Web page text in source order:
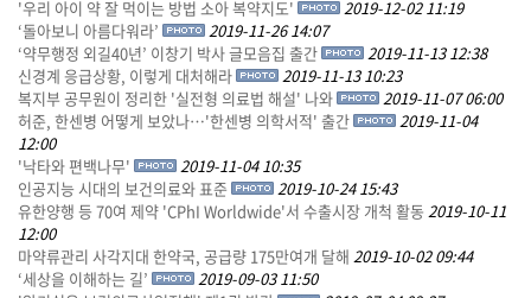
'우리 아이 약 잘 먹이는 방법 소아 복약지도'
2019-12-02 11:19
‘돌아보니 아름다워라’
2019-11-26 14:07
‘약무행정 외길40년’ 이창기 박사 글모음집 출간
2019-11-13 12:38
신경계 응급상황, 이렇게 대처해라
2019-11-13 10:23
복지부 공무원이 정리한 '실전형 의료법 해설' 나와
2019-11-07 06:00
허준, 한센병 어떻게 보았나…'한센병 의학서적' 출간
2019-11-04
12:00
'낙타와 편백나무'
2019-11-04 10:35
인공지능 시대의 보건의료와 표준
2019-10-24 15:43
유한양행 등 70여 제약 'CPhI Worldwide'서 수출시장 개척 활동 2019-10-11
12:00
마약류관리 사각지대 한약국, 공급량 175만여개 달해 2019-10-02 09:44
‘세상을 이해하는 길’
2019-09-03 11:50